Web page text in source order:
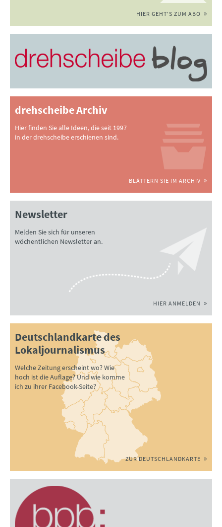
HIER GEHT'S ZUM ABO
drehscheibe Archiv
Hier finden Sie alle Ideen, die seit 1997
in der drehscheibe erschienen sind.
BLÄTTERN SIE IM ARCHIV
Newsletter
Melden Sie sich für unseren
wöchentlichen Newsletter an.
HIER ANMELDEN
Deutschlandkarte des
Lokaljournalismus
Welche Zeitung erscheint wo? Wie
hoch ist die Auflage? Und wie komme
ich zu ihrer Facebook-Seite?
ZUR DEUTSCHLANDKARTE